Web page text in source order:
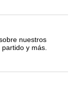
nuestros
y más.